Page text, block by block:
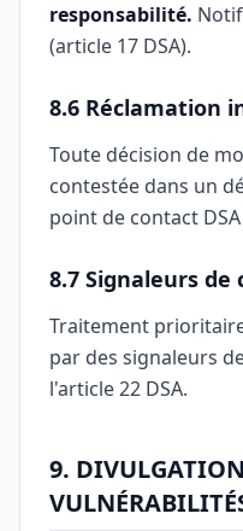
responsabilité.
(article 17 DSA).
8.6 Réclamation
Toute décision de
contestée dans un
point de contact
8.7 Signaleurs de
Traitement
par des signaleurs
l'article 22 DSA.
9.